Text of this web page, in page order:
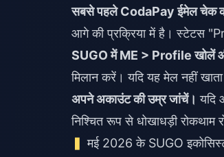
सबसे पहले CodaPay ईमेल चेक
आगे की प्रक्रिया में है। स्टेटस
SUGO में ME > Profile खोलें
मिलान करें। यदि यह मेल नहीं
अपने अकाउंट की उम्र जांचें। यदि
निश्चित रूप से धोखाधड़ी
मई 2026 के SUGO